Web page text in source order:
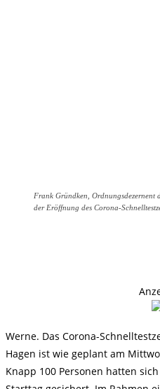
Frank Gründken, Ordnungsdezernent
der Eröffnung des Corona-
Werne. Das Corona-
Hagen ist wie geplant am
Knapp 100 Personen hatten